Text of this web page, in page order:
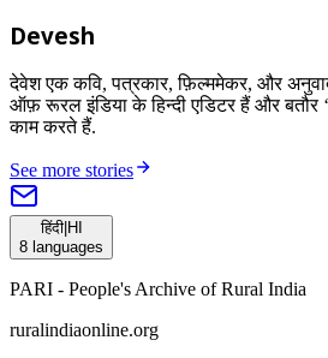
Devesh
देवेश एक कवि, पत्रकार, फ़िल्ममेकर, और
ऑफ़ रूरल इंडिया के हिन्दी एडिटर हैं और बतौर
काम करते हैं.
See more stories
हिंदी| HI
8 languages
PARI - People's Archive of Rural India
ruralindiaonline.org